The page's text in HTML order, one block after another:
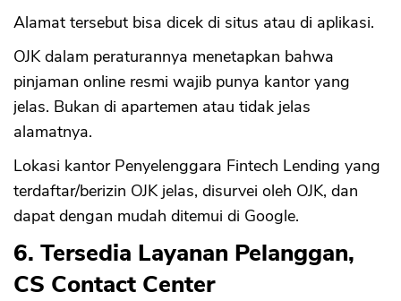
Alamat tersebut bisa dicek di situs atau di aplikasi.
OJK dalam peraturannya menetapkan bahwa
pinjaman online resmi wajib punya kantor yang
jelas. Bukan di apartemen atau tidak jelas
alamatnya.
Lokasi kantor Penyelenggara Fintech Lending yang
terdaftar/berizin OJK jelas, disurvei oleh OJK, dan
dapat dengan mudah ditemui di Google.
6. Tersedia Layanan Pelanggan,
CS Contact Center